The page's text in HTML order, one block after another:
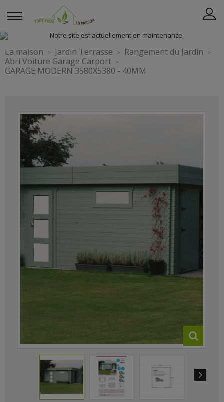
La maison Jardin Terrasse
Rangement du Jardin
Abri Voiture Garage Carport
GARAGE MODERN 3580X5380 - 40MM